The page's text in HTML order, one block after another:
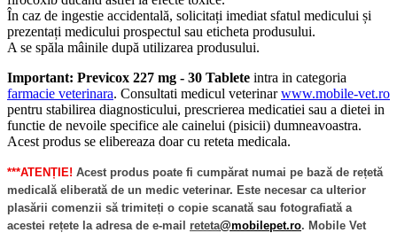
În caz de ingestie accidentală, solicitați imediat sfatul medicului și
prezentați medicului prospectul sau eticheta produsului.
A se spăla mâinile după utilizarea produsului.
Important: Previcox 227 mg - 30 Tablete intra in categoria
farmacie veterinara. Consultati medicul veterinarwww.mobile-vet.ro
pentru stabilirea diagnosticului, prescrierea medicatiei sau a dietei in
functie de nevoile specifice ale cainelui (pisicii) dumneavoastra.
Acest produs se elibereaza doar cu reteta medicala.
***ATENȚIE! Acest produs poate fi cumpărat numai pe bază de rețetă
medicală eliberată de un medic veterinar. Este necesar ca ulterior
plasării comenzii să trimiteți o copie scanată sau fotografiată a
acestei rețete la adresa de e-mail reteta@mobilepet.ro. Mobile Vet